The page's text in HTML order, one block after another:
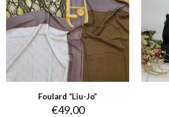
Foulard “Liu-Jo”
€49,00